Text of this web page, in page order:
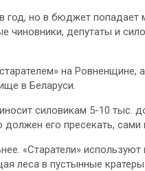
год, но в бюджет попадает
чиновники, депутаты и
на Ровненщине,
в Беларуси.
силовикам 5-10 тыс.
его пресекать,
«Старатели»
леса в пустынные